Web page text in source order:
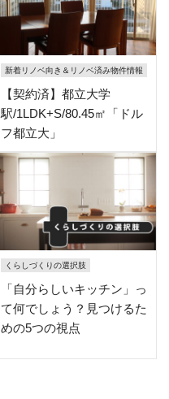
新着リノベ向き＆リノベ済み物件情報
【契約済】都立大学
駅/1LDK+S/80.45㎡「ドル
フ都立大」
くらしづくりの選択肢
「自分らしいキッチン」っ
て何でしょう？見つけるた
めの5つの視点